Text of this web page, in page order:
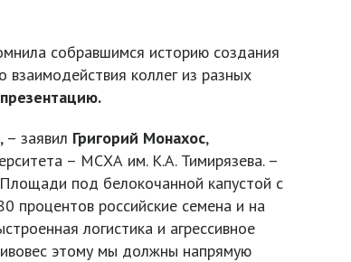
собравшимся историю создания
коллег из разных
презентацию.
заявил Григорий Монахос,
– МСХА им. К.А. Тимирязева. –
под белокочанной капустой с
процентов российские семена и на
логистика и агрессивное
этому мы должны напрямую